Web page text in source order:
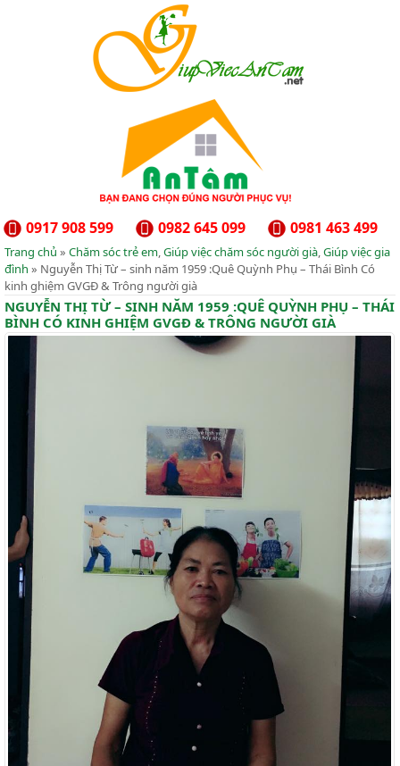
0981 463 499
0982 645 099
0917 908 599
Trang chủ » Chăm sóc trẻ em,Giúp việc chăm sóc người già,Giúp việc gia
đình » Nguyễn Thị Từ – sinh năm 1959 :Quê Quỳnh Phụ – Thái Bình Có
kinh ghiệm GVGĐ & Trông người già
NGUYỄN THỊ TỪ – SINH NĂM 1959 :QUÊ QUỲNH PHỤ – THÁI
BÌNH CÓ KINH GHIỆM GVGĐ & TRÔNG NGƯỜI GIÀ